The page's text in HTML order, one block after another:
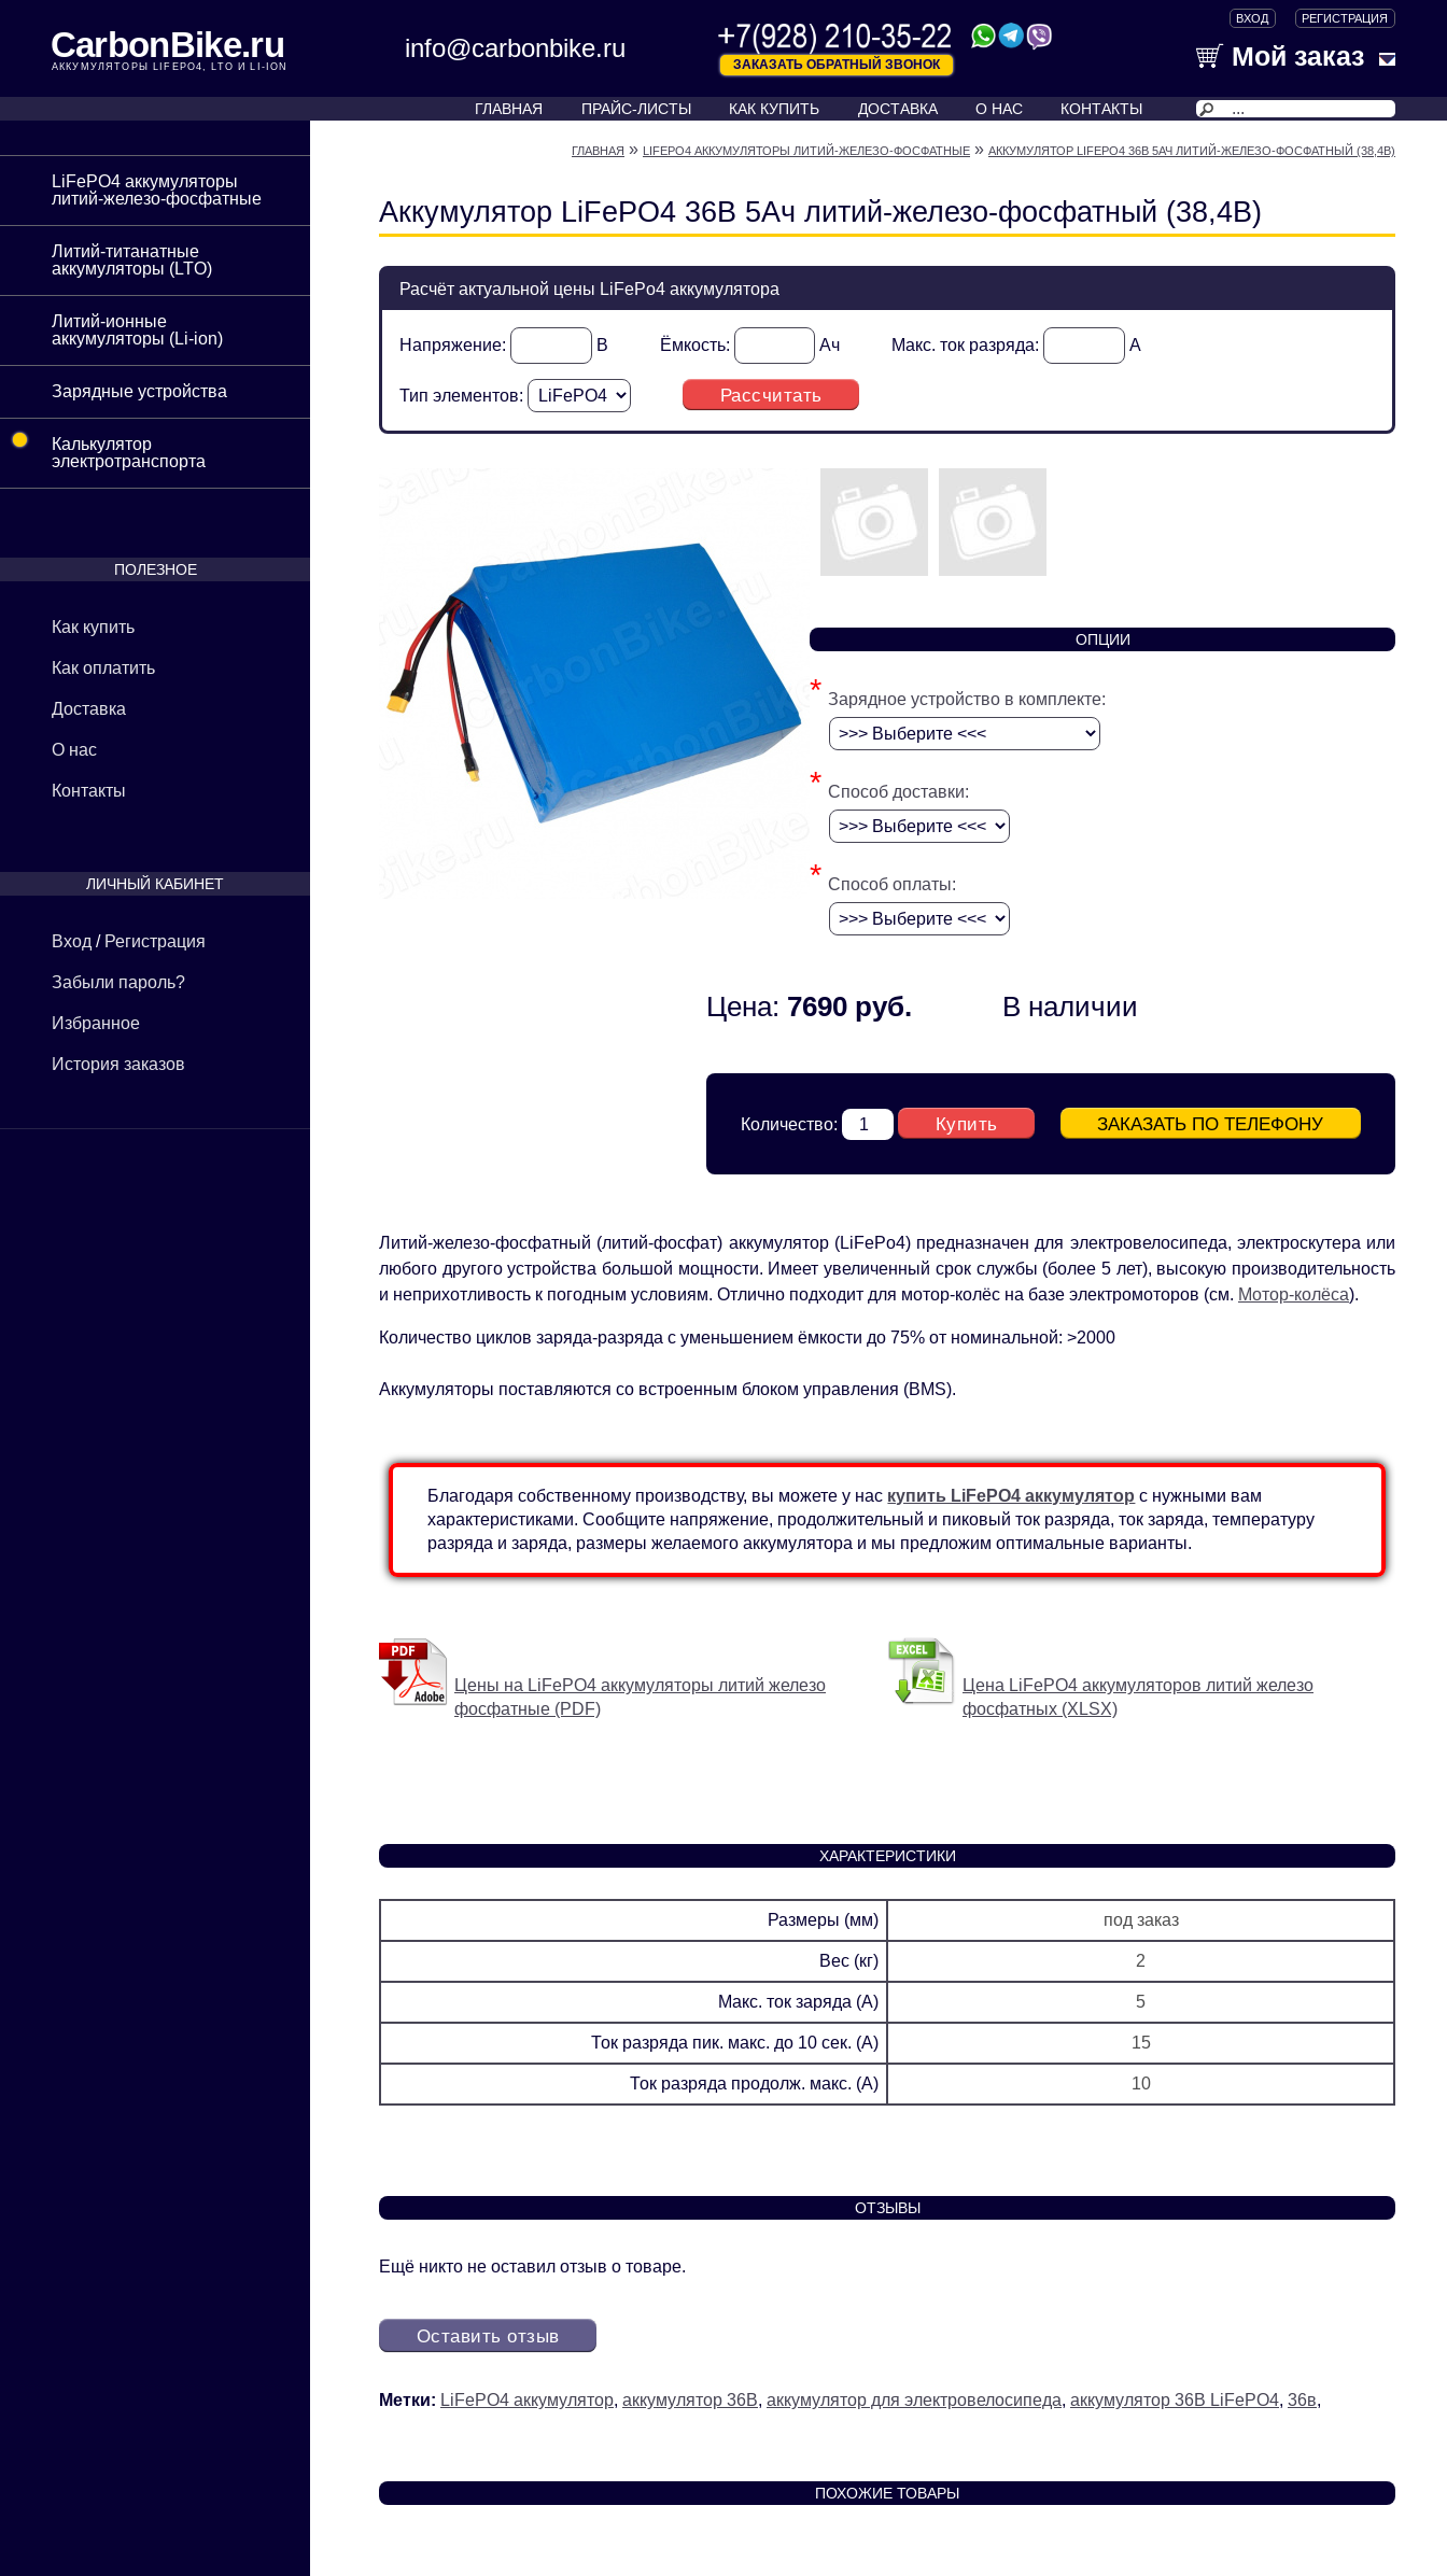
CarbonBike.ru
АККУМУЛЯТОРЫ LIFEPO4, LTO И LI-ION
info@carbonbike.ru
ЗАКАЗАТЬ ОБРАТНЫЙ ЗВОНОК Мой заказ
ВХОД РЕГИСТРАЦИЯ
ГЛАВНАЯ ПРАЙС-ЛИСТЫ КАК КУПИТЬ ДОСТАВКА О НАС КОНТАКТЫ
LiFePO4 аккумуляторы
литий-железо-фосфатные
Литий-титанатные
аккумуляторы (LTO)
Литий-ионные
аккумуляторы (Li-ion)
Зарядные устройства
•
Калькулятор
электротранспорта
ПОЛЕЗНОЕ
Как купить
Как оплатить
Доставка
О нас
Контакты
ЛИЧНЫЙ КАБИНЕТ
Вход / Регистрация
Забыли пароль?
Избранное
История заказов
ГЛАВНАЯ » LIFEPO4 АККУМУЛЯТОРЫ ЛИТИЙ-ЖЕЛЕЗО-ФОСФАТНЫЕ » АККУМУЛЯТОР LIFEPO4 36В 5АЧ ЛИТИЙ-ЖЕЛЕЗО-ФОСФАТНЫЙ (38,4В)
Аккумулятор LiFePO4 36В 5Ач литий-железо-фосфатный (38,4В)
Расчёт актуальной цены LiFePo4 аккумулятора
Напряжение: В Ёмкость: Ач Макс. ток разряда: А
Тип элементов: Рассчитать
ОПЦИИ
* Зарядное устройство в комплекте:
* Способ доставки:
* Способ оплаты:
Цена: 7690 руб. В наличии
Количество: Купить ЗАКАЗАТЬ ПО ТЕЛЕФОНУ
Литий-железо-фосфатный (литий-фосфат) аккумулятор (LiFePo4) предназначен для электровелосипеда, электроскутера или
любого другого устройства большой мощности. Имеет увеличенный срок службы (более 5 лет), высокую производительность
и неприхотливость к погодным условиям. Отлично подходит для мотор-колёс на базе электромоторов (см. Мотор-колёса).
Количество циклов заряда-разряда с уменьшением ёмкости до 75% от номинальной: >2000
Аккумуляторы поставляются со встроенным блоком управления (BMS).
Благодаря собственному производству, вы можете у нас купить LiFePO4 аккумулятор с нужными вам
характеристиками. Сообщите напряжение, продолжительный и пиковый ток разряда, ток заряда, температуру
разряда и заряда, размеры желаемого аккумулятора и мы предложим оптимальные варианты.
Цены на LiFePO4 аккумуляторы литий железо
фосфатные (PDF)
Цена LiFePO4 аккумуляторов литий железо
фосфатных (XLSX)
ХАРАКТЕРИСТИКИ
Размеры (мм) под заказ
Вес (кг) 2
Макс. ток заряда (А) 5
Ток разряда пик. макс. до 10 сек. (А) 15
Ток разряда продолж. макс. (А) 10
ОТЗЫВЫ
Ещё никто не оставил отзыв о товаре.
Оставить отзыв
Метки: LiFePO4 аккумулятор, аккумулятор 36В, аккумулятор для электровелосипеда, аккумулятор 36В LiFePO4, 36в,
ПОХОЖИЕ ТОВАРЫ